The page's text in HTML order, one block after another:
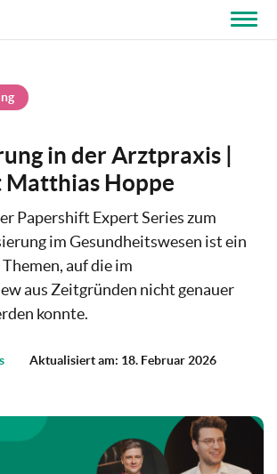
in der Arztpraxis |
Matthias Hoppe
Papershift Expert Series zum
im Gesundheitswesen ist ein
auf die im
aus Zeitgründen nicht genauer
konnte.
Aktualisiert am: 18. Februar 2026